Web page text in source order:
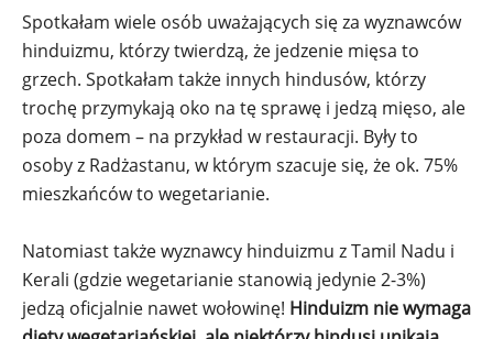
Spotkałam wiele osób uważających się za wyznawców
hinduizmu, którzy twierdzą, że jedzenie mięsa to
grzech. Spotkałam także innych hindusów, którzy
trochę przymykają oko na tę sprawę i jedzą mięso, ale
poza domem – na przykład w restauracji. Były to
osoby z Radżastanu, w którym szacuje się, że ok. 75%
mieszkańców to wegetarianie.
Natomiast także wyznawcy hinduizmu z Tamil Nadu i
Kerali (gdzie wegetarianie stanowią jedynie 2-3%)
jedzą oficjalnie nawet wołowinę! Hinduizm nie wymaga